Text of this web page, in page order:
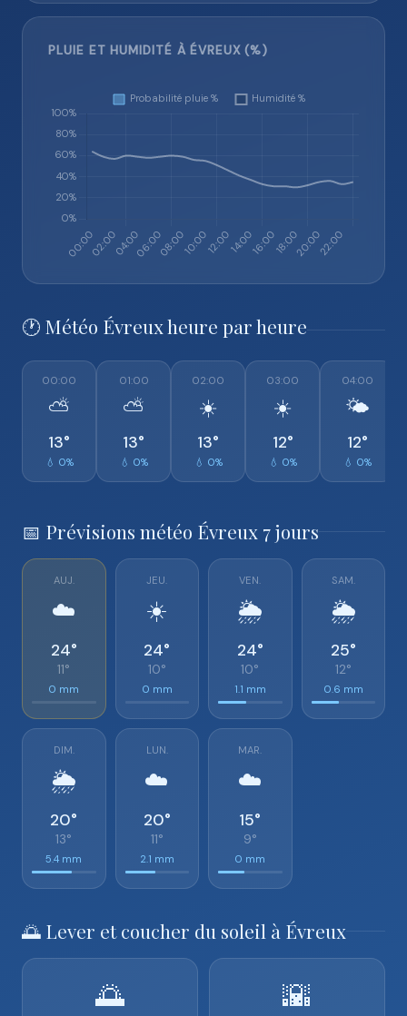
PLUIE ET HUMIDITÉ À ÉVREUX (%)
🕐 Météo Évreux heure par heure
00:00
⛅
13°
💧 0%
01:00
⛅
13°
💧 0%
02:00
☀️
13°
💧 0%
03:00
☀️
12°
💧 0%
04:00
🌤️
12°
💧 0%
📅 Prévisions météo Évreux 7 jours
AUJ.
☁️
24°
11°
0 mm
JEU.
☀️
24°
10°
0 mm
VEN.
🌦️
24°
10°
1.1 mm
SAM.
🌦️
25°
12°
0.6 mm
DIM.
🌦️
20°
13°
5.4 mm
LUN.
☁️
20°
11°
2.1 mm
MAR.
☁️
15°
9°
0 mm
🌅 Lever et coucher du soleil à Évreux
🌅 🌇